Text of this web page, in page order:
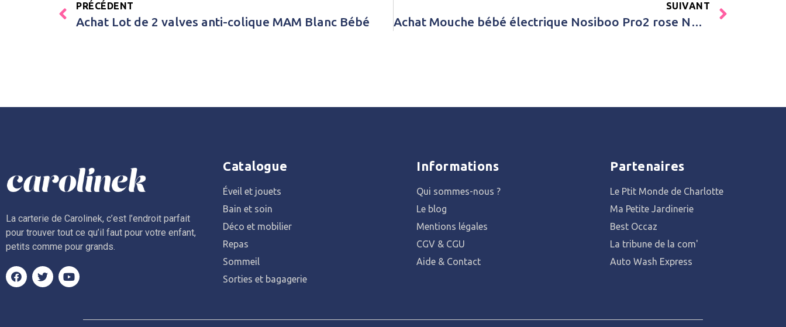
PRÉCÉDENT
Achat Lot de 2 valves anti-colique MAM Blanc Bébé
SUIVANT
Achat Mouche bébé électrique Nosiboo Pro2 rose Nosiboo Unisexe
La carterie de Carolinek, c’est l’endroit parfait
pour trouver tout ce qu’il faut pour votre enfant,
petits comme pour grands.
Catalogue
Éveil et jouets
Bain et soin
Déco et mobilier
Repas
Sommeil
Sorties et bagagerie
Informations
Qui sommes-nous ?
Le blog
Mentions légales
CGV & CGU
Aide & Contact
Partenaires
Le Ptit Monde de Charlotte
Ma Petite Jardinerie
Best Occaz
La tribune de la com'
Auto Wash Express